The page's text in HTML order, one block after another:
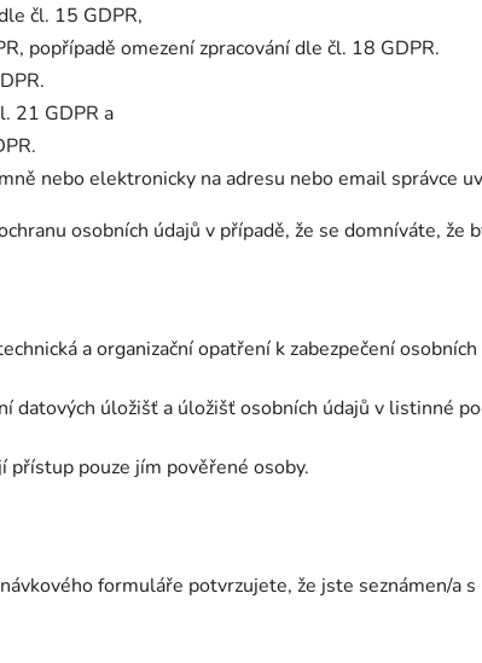
čl. 15 GDPR,
popřípadě omezení zpracování dle čl. 18 GDPR.
21 GDPR a
nebo elektronicky na adresu nebo email správce
osobních údajů v případě, že se domníváte, že
a organizační opatření k zabezpečení osobních
datových úložišť a úložišť osobních údajů v listinné
přístup pouze jím pověřené osoby.
formuláře potvrzujete, že jste seznámen/a